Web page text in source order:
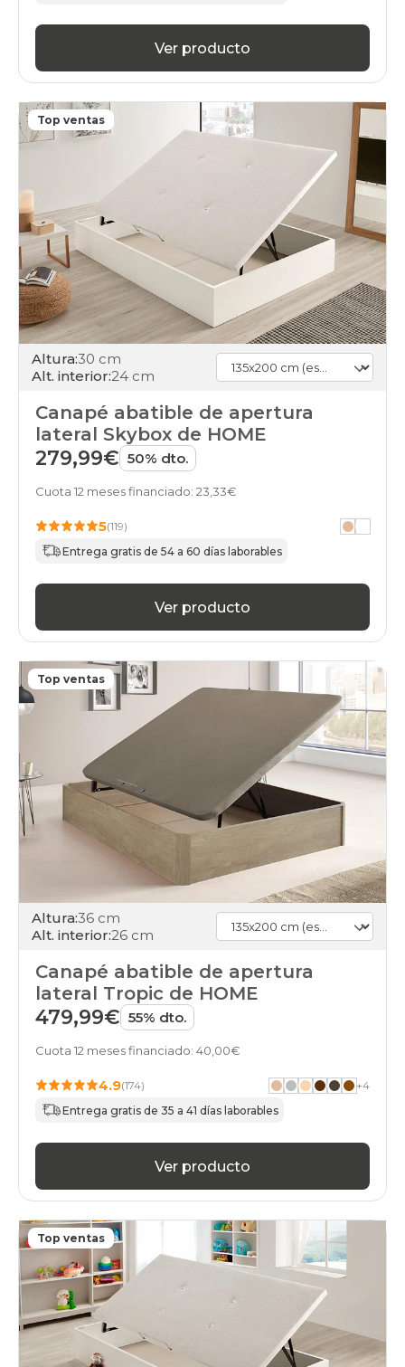
Ver producto
Top ventas
Altura:30 cm
Alt. interior:24 cm
Canapé abatible de apertura
lateral Skybox de HOME
279,99€ 50% dto.
Cuota 12 meses financiado: 23,33€
5(119)
Entrega gratis de 54 a 60 días laborables
Ver producto
Top ventas
Altura:36 cm
Alt. interior:26 cm
Canapé abatible de apertura
lateral Tropic de HOME
479,99€ 55% dto.
Cuota 12 meses financiado: 40,00€
4.9(174) +4
Entrega gratis de 35 a 41 días laborables
Ver producto
Top ventas